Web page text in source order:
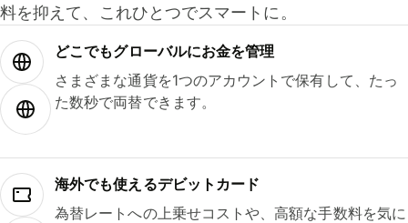
料を抑えて、これひとつでスマートに。
どこでもグ⁠ロ⁠ー⁠バ⁠ルにお金を管理
さまざまな通貨を1つのアカウントで保有して、たっ
た数秒で両替できます。
海外でも使えるデビットカード
為替レートへの上乗せコストや、高額な手数料を気に